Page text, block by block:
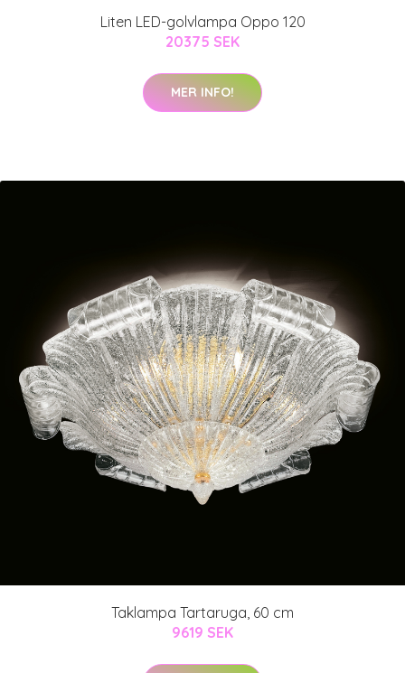
Liten LED-golvlampa Oppo 120
20375 SEK
MER INFO!
Taklampa Tartaruga, 60 cm
9619 SEK